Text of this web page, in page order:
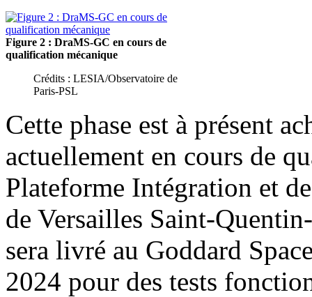
Figure 2 : DraMS-GC en cours de
qualification mécanique
Crédits : LESIA/Observatoire de
Paris-PSL
Cette phase est à présent
actuellement en cours de
Plateforme Intégration et
de Versailles Saint-
sera livré au Goddard
2024 pour des tests